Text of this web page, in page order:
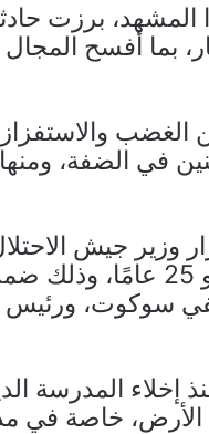
المشهد، برزت
بما أفسح المجال
الغضب
في الضفة،
وزير جيش
ليلًا ونهارًا، لأول
ورئيس
إخلاء المدرسة
خاصة في